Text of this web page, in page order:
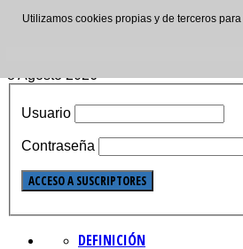
8 Agosto 2026
Usuario
Contraseña
DEFINICIÓN
Utilizamos cookies propias y de terceros